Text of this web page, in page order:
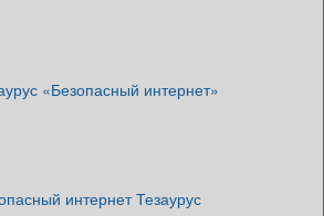
«Безопасный интернет»
интернет Тезаурус